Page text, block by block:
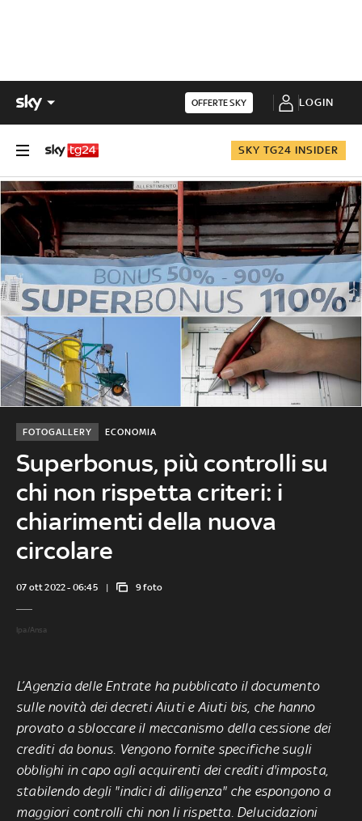
OFFERTE SKY LOGIN
SKY TG24 INSIDER
Superbonus, più controlli su
chi non rispetta criteri: i
chiarimenti della nuova
circolare
ECONOMIA
FOTOGALLERY
07 ott 2022 - 06:45 9 foto
Ipa/Ansa
L’Agenzia delle Entrate ha pubblicato il documento
sulle novità dei decreti Aiuti e Aiuti bis, che hanno
provato a sbloccare il meccanismo della cessione dei
crediti da bonus. Vengono fornite specifiche sugli
obblighi in capo agli acquirenti dei crediti d'imposta,
stabilendo degli "indici di diligenza" che espongono a
maggiori controlli chi non li rispetta. Delucidazioni